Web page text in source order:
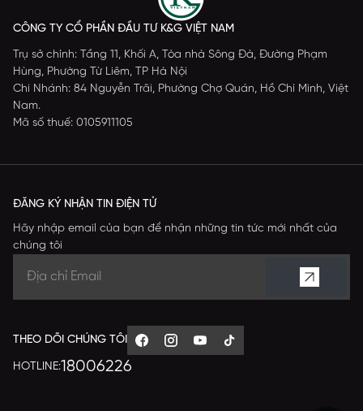
CÔNG TY CỔ PHẦN ĐẦU TƯ K&G VIỆT NAM
Trụ sở chính: Tầng 11, Khối A, Tòa nhà Sông Đà, Đường Phạm
Hùng, Phường Từ Liêm, TP Hà Nội
Chi Nhánh: 84 Nguyễn Trãi, Phường Chợ Quán, Hồ Chí Minh, Việt
Nam.
Mã số thuế: 0105911105
ĐĂNG KÝ NHẬN TIN ĐIỆN TỬ
Hãy nhập email của bạn để nhận những tin tức mới nhất của
chúng tôi
THEO DÕI CHÚNG TÔI
HOTLINE:18006226